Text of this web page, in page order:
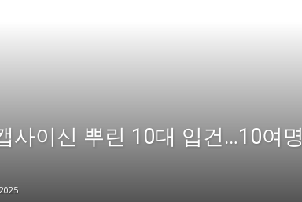
사이신 뿌린 10대 입건…10여명